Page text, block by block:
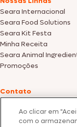
Seara Internacional
Seara Food Solutions
Seara Kit Festa
Minha Receita
Seara Animal
Promoções
Contato
SAC: +55 0800 047
Ao clicar em
com o